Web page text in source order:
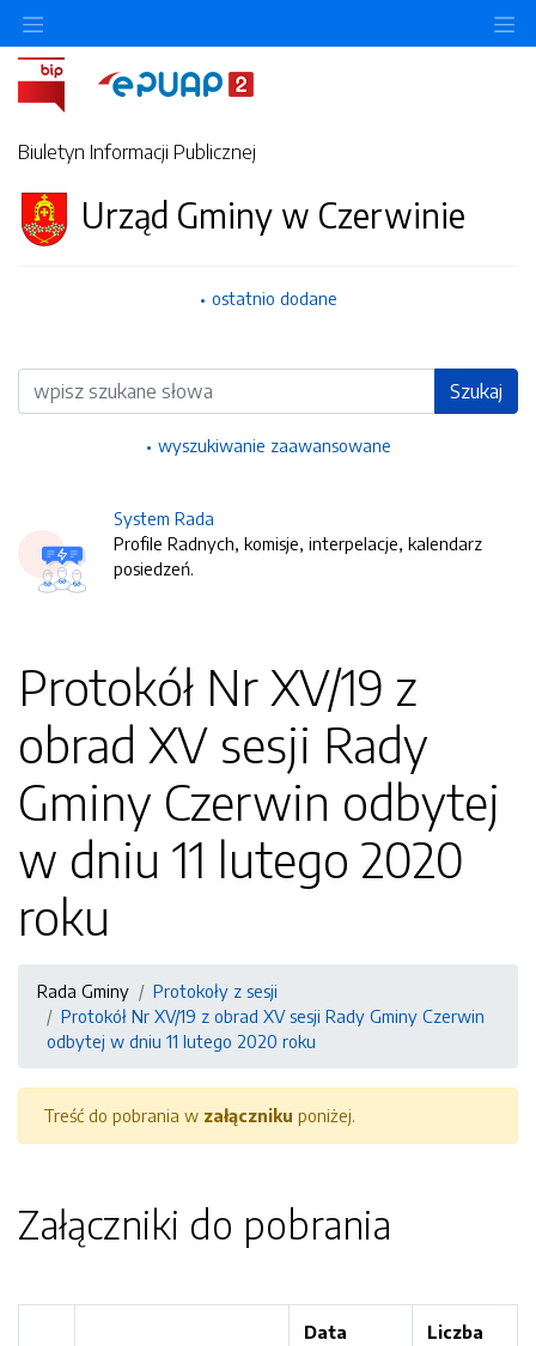
Biuletyn Informacji Publicznej
Urząd Gminy w Czerwinie
ostatnio dodane
Wyszukiwarka Szukaj
wyszukiwanie zaawansowane
System Rada
Profile Radnych, komisje, interpelacje, kalendarz
posiedzeń.
Protokół Nr XV/19 z
obrad XV sesji Rady
Gminy Czerwin odbytej
w dniu 11 lutego 2020
roku
Rada Gminy
Protokoły z sesji
Protokół Nr XV/19 z obrad XV sesji Rady Gminy Czerwin
odbytej w dniu 11 lutego 2020 roku
Treść do pobrania w załączniku poniżej.
Załączniki do pobrania
Data
Liczba